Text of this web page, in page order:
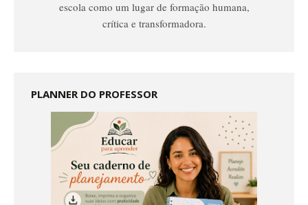
escola como um lugar de formação humana,
crítica e transformadora.
PLANNER DO PROFESSOR